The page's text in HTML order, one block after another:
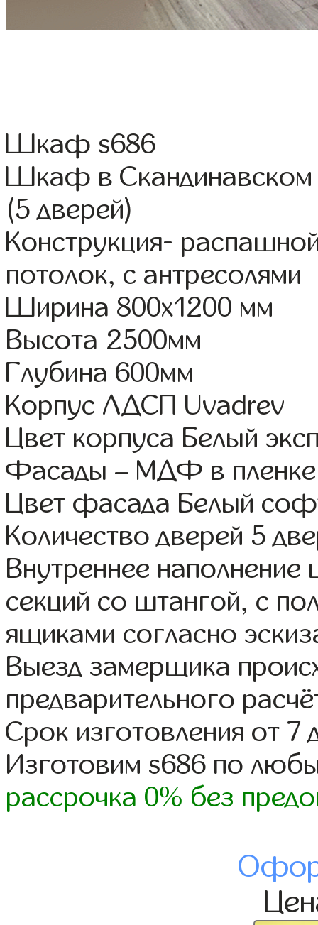
Шкаф s686
Шкаф в
(5 дверей)
Конструкция-
потолок, с антресолями
Ширина 800x1200 мм
Высота 2500мм
Глубина 600мм
Корпус ЛДСП Uvadrev
Цвет корпуса Белый
Фасады – МДФ в
Цвет фасада Белый
Количество дверей 5
Внутреннее
секций со штангой, с
ящиками согласно
Выезд замерщика
предварительного
Срок изготовления от 7
Изготовим s686 по
рассрочка 0% без